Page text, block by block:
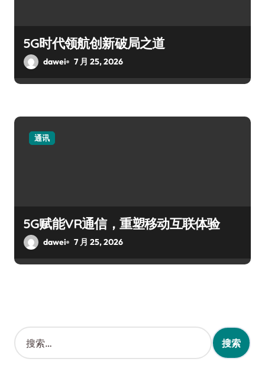
5G时代领航创新破局之道
dawei 7 月 25, 2026
通讯
5G赋能VR通信，重塑移动互联体验
dawei 7 月 25, 2026
搜
索
：